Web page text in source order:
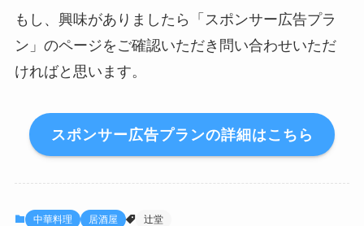
もし、興味がありましたら「スポンサー広告プラ
ン」のページをご確認いただき問い合わせいただ
ければと思います。
スポンサー広告プランの詳細はこちら
中華料理 居酒屋 辻堂